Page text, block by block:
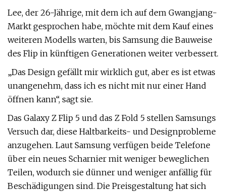
Lee, der 26-Jährige, mit dem ich auf dem Gwangjang-
Markt gesprochen habe, möchte mit dem Kauf eines
weiteren Modells warten, bis Samsung die Bauweise
des Flip in künftigen Generationen weiter verbessert.
„Das Design gefällt mir wirklich gut, aber es ist etwas
unangenehm, dass ich es nicht mit nur einer Hand
öffnen kann“, sagt sie.
Das Galaxy Z Flip 5 und das Z Fold 5 stellen Samsungs
Versuch dar, diese Haltbarkeits- und Designprobleme
anzugehen. Laut Samsung verfügen beide Telefone
über ein neues Scharnier mit weniger beweglichen
Teilen, wodurch sie dünner und weniger anfällig für
Beschädigungen sind. Die Preisgestaltung hat sich